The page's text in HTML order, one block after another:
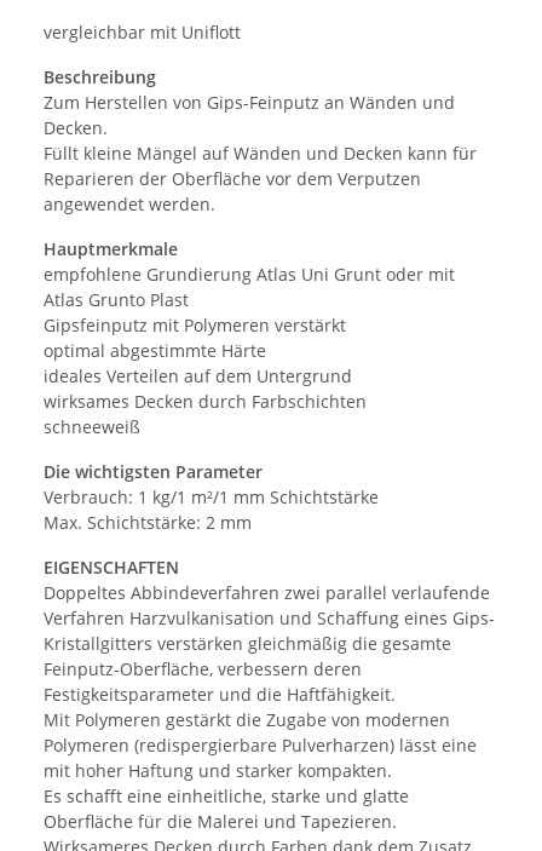
vergleichbar mit Uniflott
Beschreibung
Zum Herstellen von Gips-Feinputz an Wänden und
Decken.
Füllt kleine Mängel auf Wänden und Decken kann für
Reparieren der Oberfläche vor dem Verputzen
angewendet werden.
Hauptmerkmale
empfohlene Grundierung Atlas Uni Grunt oder mit
Atlas Grunto Plast
Gipsfeinputz mit Polymeren verstärkt
optimal abgestimmte Härte
ideales Verteilen auf dem Untergrund
wirksames Decken durch Farbschichten
schneeweiß
Die wichtigsten Parameter
Verbrauch: 1 kg/1 m²/1 mm Schichtstärke
Max. Schichtstärke: 2 mm
EIGENSCHAFTEN
Doppeltes Abbindeverfahren zwei parallel verlaufende
Verfahren Harzvulkanisation und Schaffung eines Gips-
Kristallgitters verstärken gleichmäßig die gesamte
Feinputz-Oberfläche, verbessern deren
Festigkeitsparameter und die Haftfähigkeit.
Mit Polymeren gestärkt die Zugabe von modernen
Polymeren (redispergierbare Pulverharzen) lässt eine
mit hoher Haftung und starker kompakten.
Es schafft eine einheitliche, starke und glatte
Oberfläche für die Malerei und Tapezieren.